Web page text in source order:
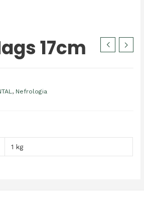
17cm
, Nefrologia
1 kg